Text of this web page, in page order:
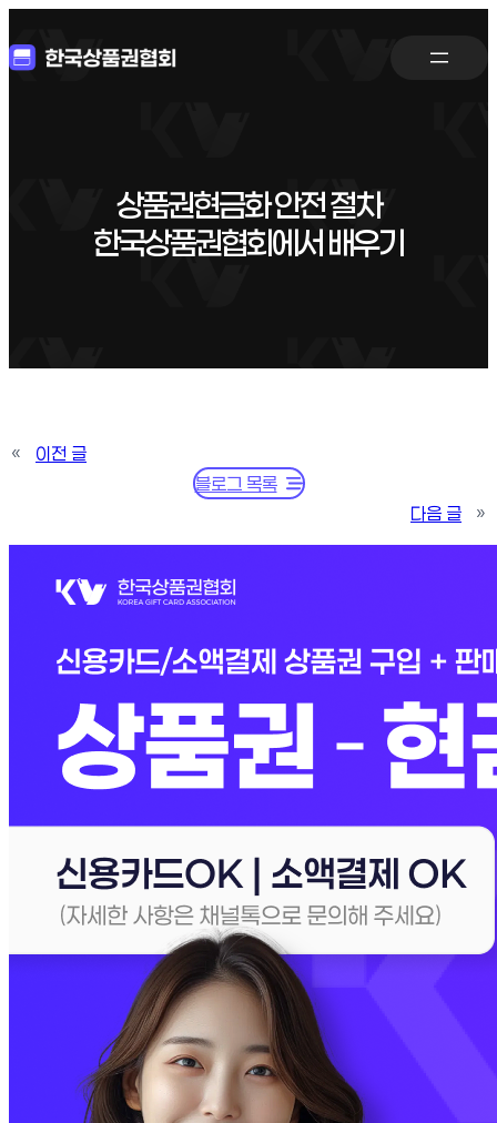
상품권현금화 안전 절차
한국상품권협회에서 배우기
«
이전 글
블로그 목록
다음 글
»